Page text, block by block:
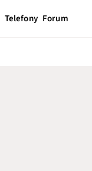
Telefony Forum